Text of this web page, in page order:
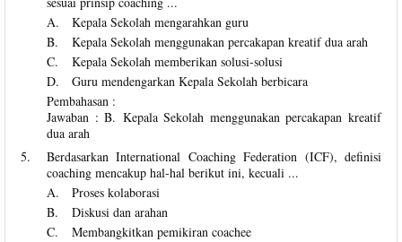
A.
Kepala Sekolah mengarahkan guru
B.
Kepala Sekolah menggunakan percakapan kreatif dua arah
C.
Kepala Sekolah memberikan solusi-solusi
D.
Guru mendengarkan Kepala Sekolah berbicara
Pembahasan :
Jawaban : B. Kepala Sekolah menggunakan percakapan kreatif
dua arah
5.
Berdasarkan International Coaching Federation (ICF), definisi
coaching mencakup hal-hal berikut ini, kecuali ...
A.
Proses kolaborasi
B.
Diskusi dan arahan
C.
Membangkitkan pemikiran coachee